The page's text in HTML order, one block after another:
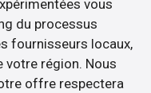
vous
du processus
fournisseurs locaux,
votre région. Nous
offre respectera